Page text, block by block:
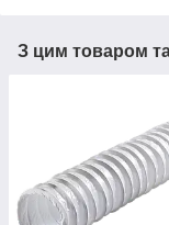
З цим товаром